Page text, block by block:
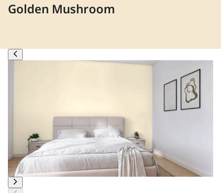
Golden Mushroom